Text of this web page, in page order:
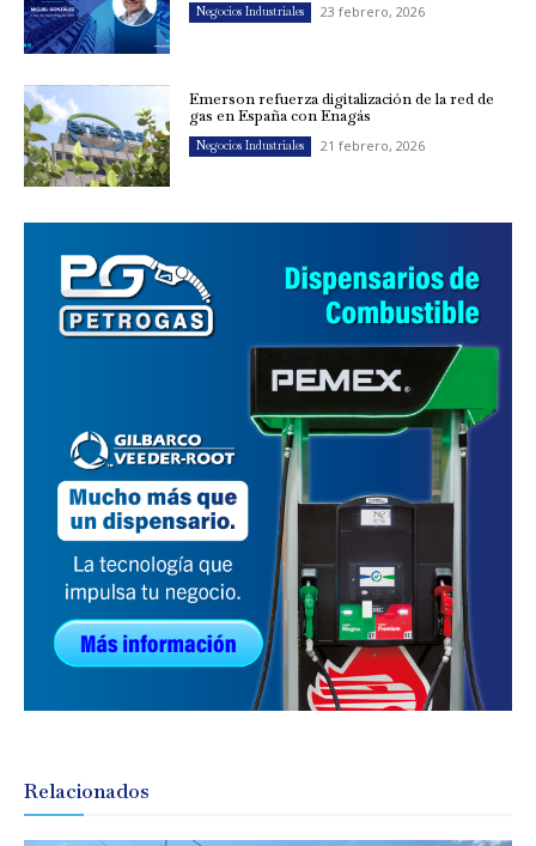
Negocios Industriales 23 febrero, 2026
Emerson refuerza digitalización de la red de
gas en España con Enagás
Negocios Industriales 21 febrero, 2026
Relacionados